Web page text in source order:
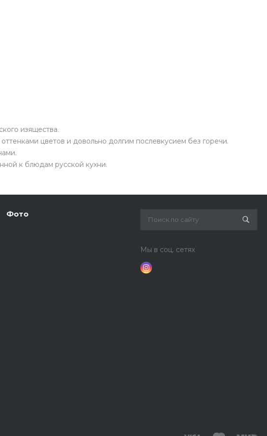
изящества.
цветов и довольно долгим послевкусием без горечи.
к блюдам русской кухни.
Фото
Мы в соц. сетях